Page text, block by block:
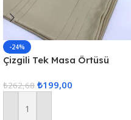
-24%
Çizgili Tek Masa Örtüsü
₺262,68 ₺199,00
Sepete Ekle